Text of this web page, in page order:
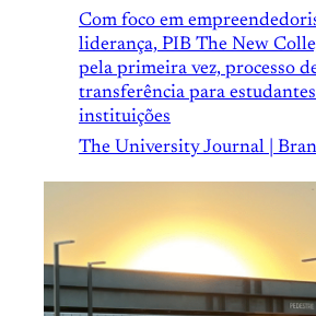
Com foco em
liderança, PIB The New
pela primeira vez, processo
transferência para
instituições
The University Journal |